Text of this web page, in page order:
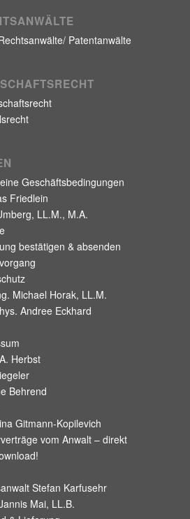
Patentanwälte
Geschäftsbedingungen
Friedlein
LL.M., M.A.
bestätigen & absenden
Michael Horak, LL.M.
Andree Eckhard
Herbst
Behrend
Gitmann-Kopilevich
vom Anwalt – direkt
Stefan Karfusehr
Mai, LL.B.